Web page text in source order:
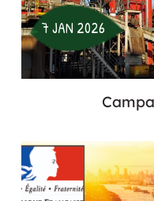
7 JAN 2026